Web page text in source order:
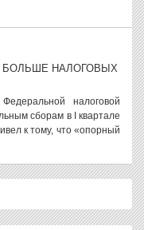
БОЛЬШЕ НАЛОГОВЫХ
налоговой
сборам в I квартале
к тому, что «опорный